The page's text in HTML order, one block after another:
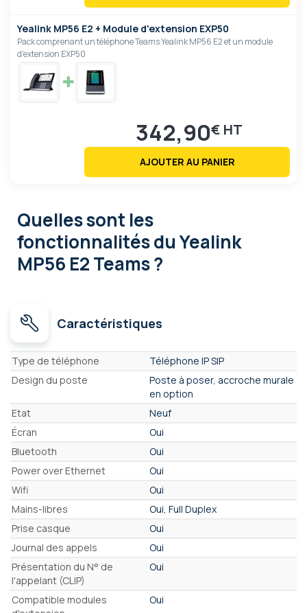
Yealink MP56 E2 + Module d'extension EXP50
Pack comprenant un téléphone Teams Yealink MP56 E2 et un module
d'extension EXP50
342,90€
AJOUTER AU PANIER
Quelles sont les
fonctionnalitésdu Yealink
MP56 E2 Teams ?
Caractéristiques
Caractéristiques
Type de téléphone
Téléphone IP SIP
Design du poste
Poste à poser, accroche murale
en option
Etat
Neuf
Écran
Oui
Bluetooth
Oui
Power over Ethernet
Oui
Wifi
Oui
Mains-libres
Oui, Full Duplex
Prise casque
Oui
Journal des appels
Oui
Présentation du N° de
l'appelant (CLIP)
Oui
Compatible modules
Oui